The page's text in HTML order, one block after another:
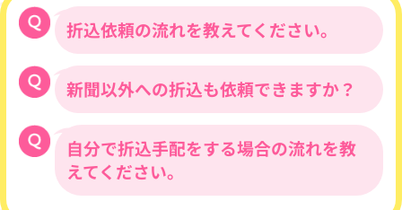
・大阪府・京都府・奈良県・兵庫県・
滋賀県・和歌山県
・東京都・埼玉県・千葉県・神奈川
・富山県・石川県・福井県・静岡県・
愛知県・三重県・岐阜県
※金曜日印刷で土日を挟む場合は納品
日にプラス１日が必要となります。
折込依頼の流れを教えてください。
ご希望の折込日と折込部数をお知らせくだ
さい。
後日、当社委託先の折込業者より、折込エ
リアを選定いただくための資料をお送りい
たします。折込ご希望日の１週間前のお申
し込みが必要となります。
新聞以外への折込も依頼できますか？
フリーペーパーの「ぱど」、「サンケイリ
ビング」の折込の他、ポスティングの手配
も承っております。
自分で折込手配をする場合の流れを教
えてください。